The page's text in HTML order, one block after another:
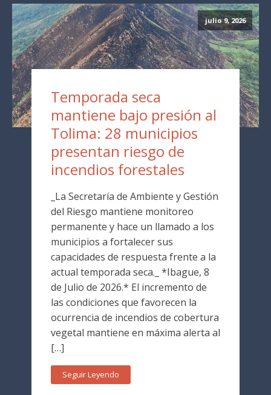
julio 9, 2026
Temporada seca
mantiene bajo presión al
Tolima: 28 municipios
presentan riesgo de
incendios forestales
_La Secretaría de Ambiente y Gestión
del Riesgo mantiene monitoreo
permanente y hace un llamado a los
municipios a fortalecer sus
capacidades de respuesta frente a la
actual temporada seca._ *Ibague, 8
de Julio de 2026.* El incremento de
las condiciones que favorecen la
ocurrencia de incendios de cobertura
vegetal mantiene en máxima alerta al
[…]
Seguir Leyendo